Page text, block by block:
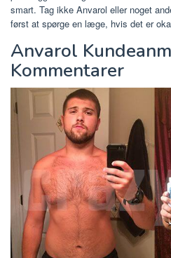
smart. Tag ikke Anvarol eller noget
først at spørge en læge, hvis det er
Anvarol
Kommentarer